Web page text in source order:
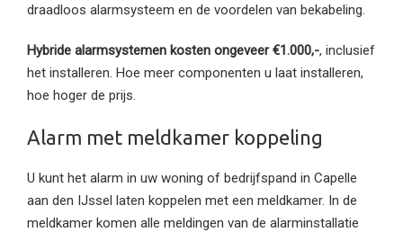
draadloos alarmsysteem en de voordelen van bekabeling.
Hybride alarmsystemen kosten ongeveer €1.000,-, inclusief
het installeren. Hoe meer componenten u laat installeren,
hoe hoger de prijs.
Alarm met meldkamer koppeling
U kunt het alarm in uw woning of bedrijfspand in Capelle
aan den IJssel laten koppelen met een meldkamer. In de
meldkamer komen alle meldingen van de alarminstallatie